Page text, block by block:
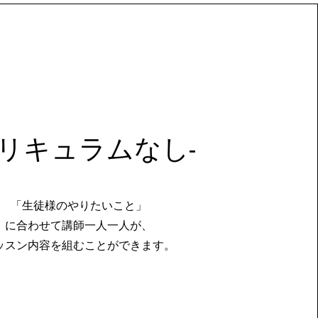
キュラムなし-
「生徒様のやりたいこと」
​に合わせて講師一人一人が、
スン内容を組むことができます。